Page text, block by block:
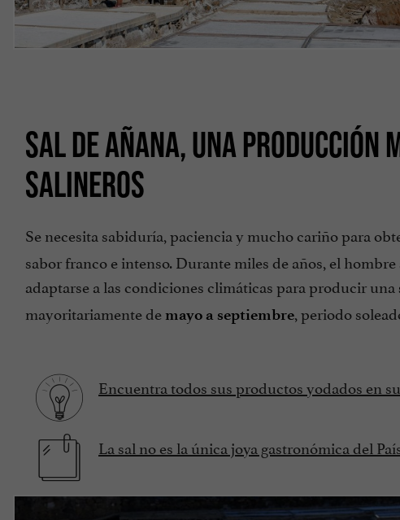
SAL DE AÑANA, UNA PRODUCCIÓN
SALINEROS
Se necesita sabiduría, paciencia y mucho cariño para
sabor franco e intenso. Durante miles de años, el
adaptarse a las condiciones climáticas para producir una
mayoritariamente de mayo a septiembre, periodo
Encuentra todos sus productos yodados en
La sal no es la única joya gastronómica del